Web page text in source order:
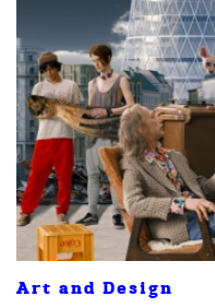
Art and Design